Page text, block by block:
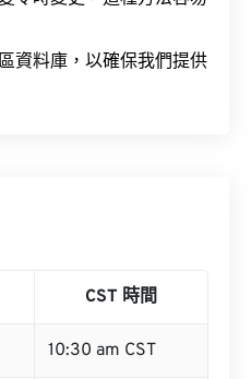
資料庫，以確保我們提供
CST 時間
10:30 am CST